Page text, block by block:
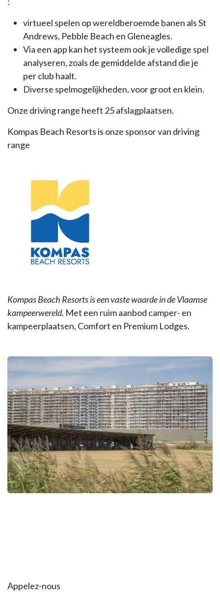
virtueel spelen op wereldberoemde banen als St
Andrews, Pebble Beach en Gleneagles.
Via een app kan het systeem ook je volledige spel
analyseren, zoals de gemiddelde afstand die je
per club haalt.
Diverse spelmogelijkheden, voor groot en klein.
Onze driving range heeft 25 afslagplaatsen.
Kompas Beach Resorts is onze sponsor van driving
range
Kompas Beach Resorts is een vaste waarde in de Vlaamse
kampeerwereld. Met een ruim aanbod camper- en
kampeerplaatsen, Comfort en Premium Lodges.
Appelez-nous